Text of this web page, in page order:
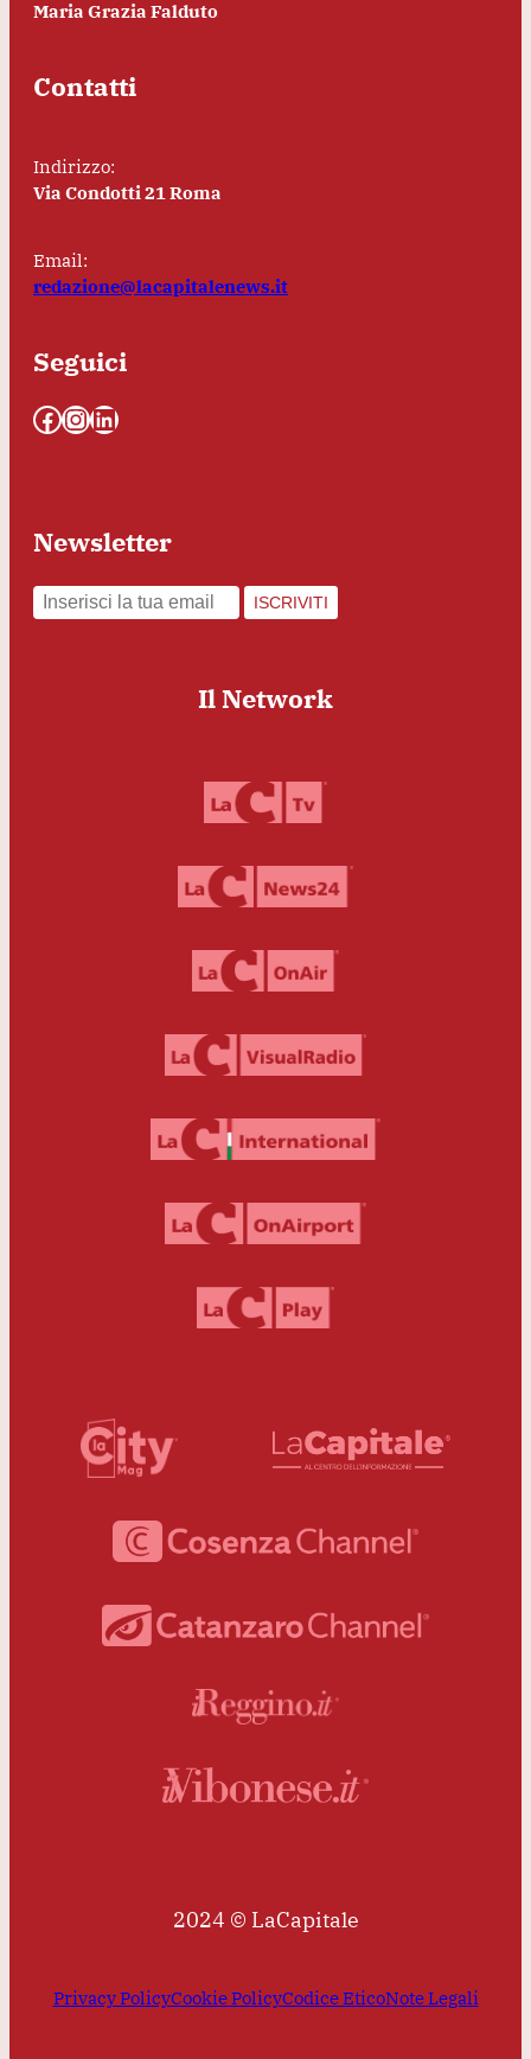
Maria Grazia Falduto
Contatti
Indirizzo:
Via Condotti 21 Roma
Email:
redazione@lacapitalenews.it
Seguici
Facebook InstagramLinkedIn
Newsletter
ISCRIVITI
Il Network
2024 © LaCapitale
Privacy PolicyCookie PolicyCodice EticoNote Legali